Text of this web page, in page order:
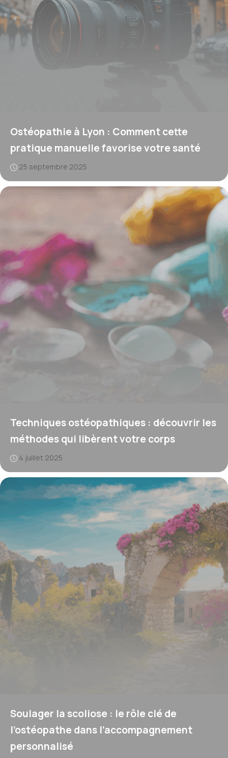
Ostéopathie à Lyon : Comment cette
pratique manuelle favorise votre santé
25 septembre 2025
Techniques ostéopathiques : découvrir les
méthodes qui libèrent votre corps
4 juillet 2025
Soulager la scoliose : le rôle clé de
l’ostéopathe dans l’accompagnement
personnalisé